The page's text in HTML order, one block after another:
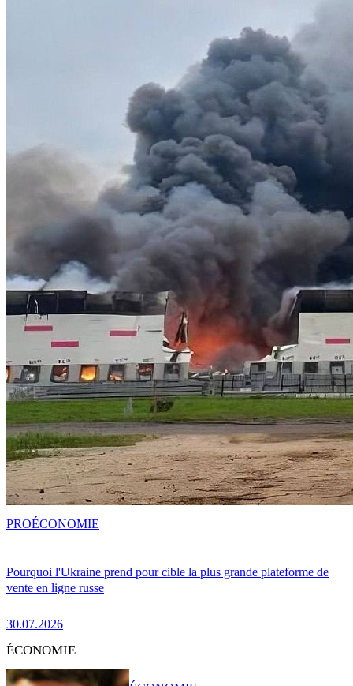
Pourquoi l'Ukraine prend pour cible la plus grande plateforme de
vente en ligne russe
30.07.2026
PROÉCONOMIE
ÉCONOMIE